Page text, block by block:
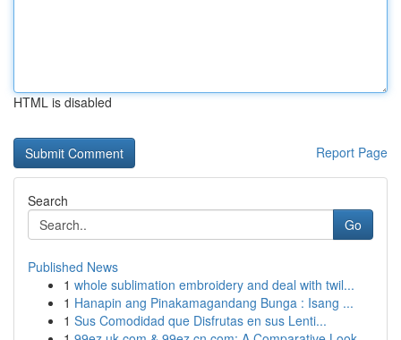
HTML is disabled
Report Page
Search
Go
Published News
1 whole sublimation embroidery and deal with twil...
1 Hanapin ang Pinakamagandang Bunga : Isang ...
1 Sus Comodidad que Disfrutas en sus Lenti...